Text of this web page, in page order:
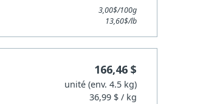
3,00$/100g
13,60$/lb
166,46 $
unité (env. 4.5 kg)
36,99 $ / kg